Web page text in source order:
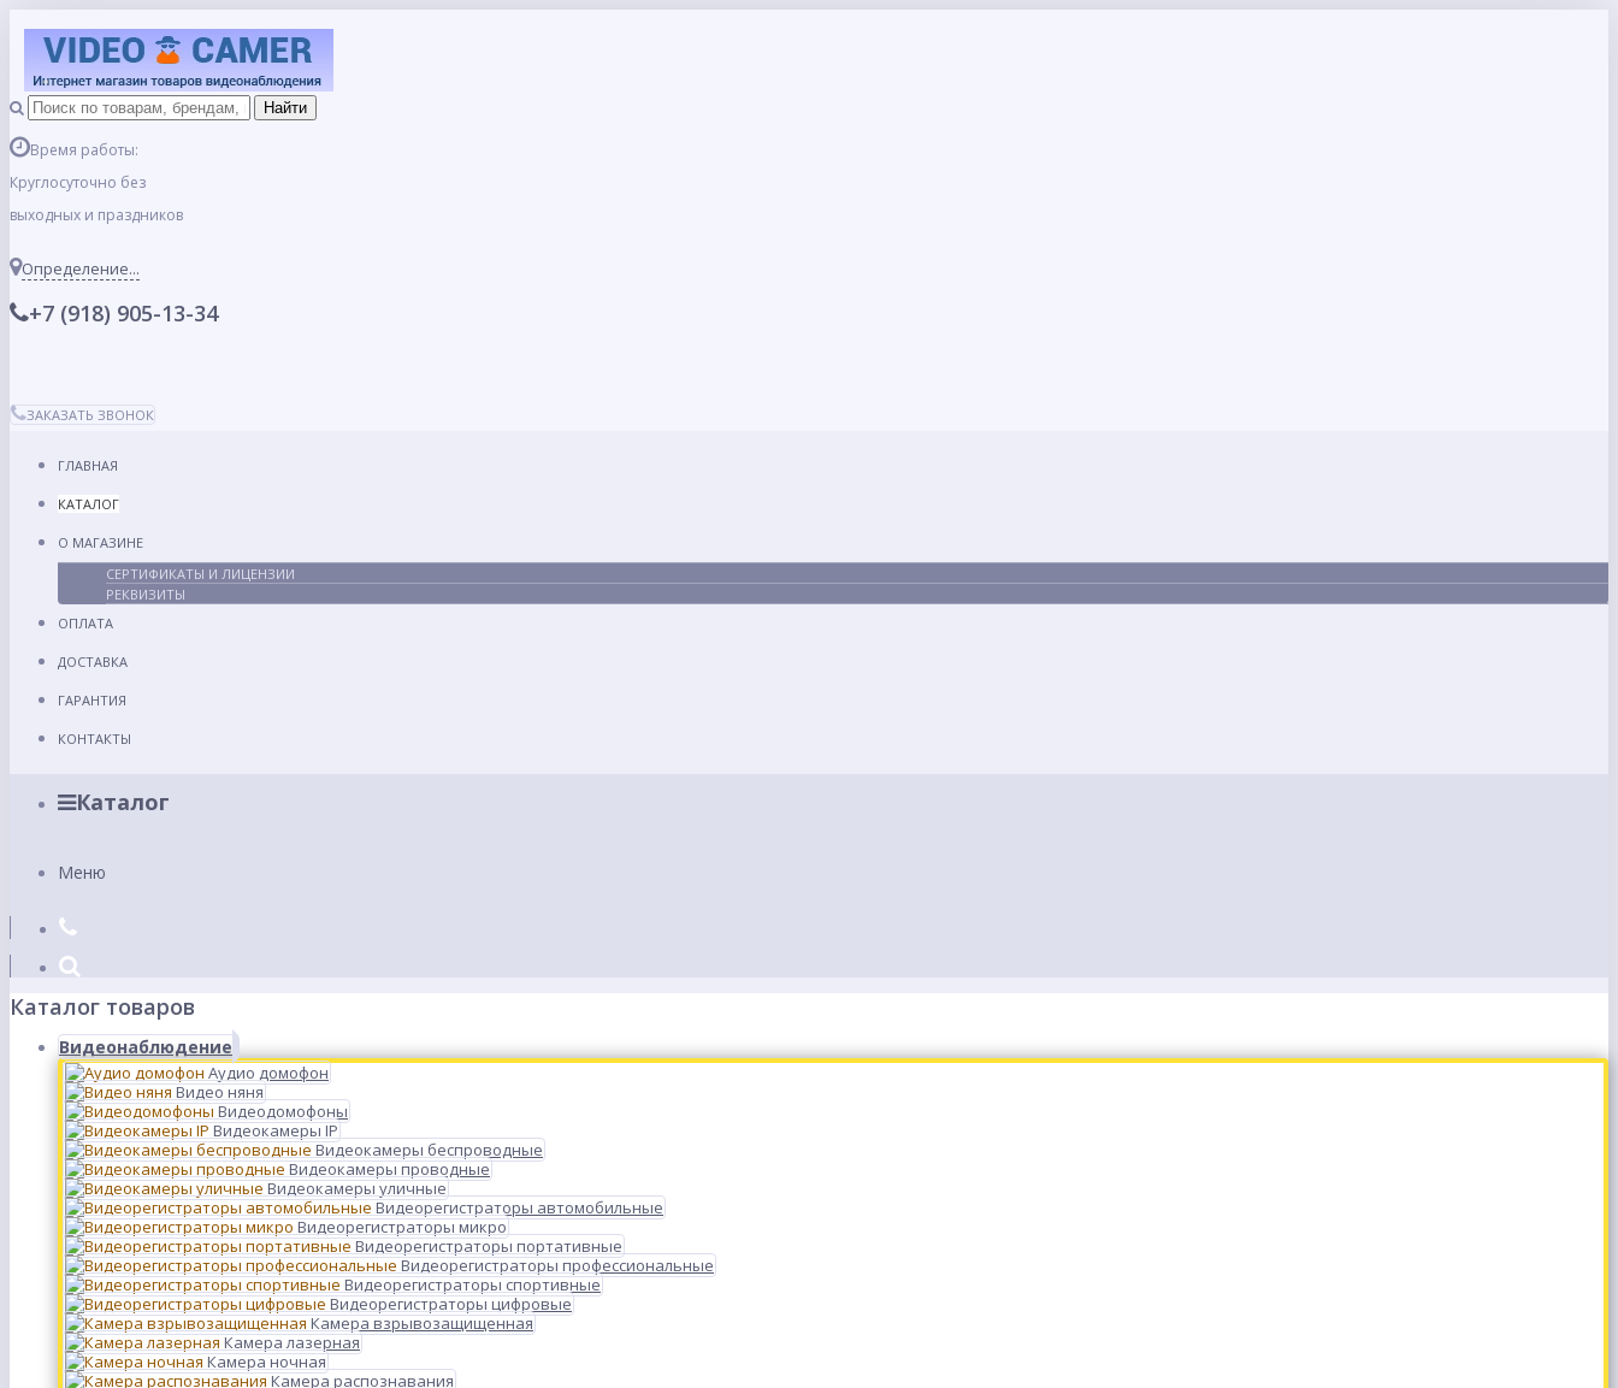
Время работы:
Круглосуточно без
выходных и праздников
Определение...
+7 (918) 905-13-34
ЗАКАЗАТЬ ЗВОНОК
ГЛАВНАЯ
КАТАЛОГ
О МАГАЗИНЕ
СЕРТИФИКАТЫ И ЛИЦЕНЗИИ
РЕКВИЗИТЫ
ОПЛАТА
ДОСТАВКА
ГАРАНТИЯ
КОНТАКТЫ
Каталог
Меню
Каталог товаров
Видеонаблюдение
Аудио домофон
Видео няня
Видеодомофоны
Видеокамеры IP
Видеокамеры беспроводные
Видеокамеры проводные
Видеокамеры уличные
Видеорегистраторы автомобильные
Видеорегистраторы микро
Видеорегистраторы портативные
Видеорегистраторы профессиональные
Видеорегистраторы спортивные
Видеорегистраторы цифровые
Камера взрывозащищенная
Камера лазерная
Камера ночная
Камера распознавания